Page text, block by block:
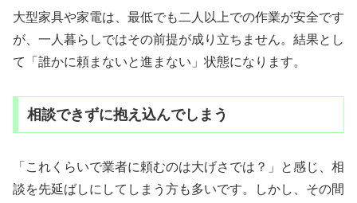
大型家具や家電は、最低でも二人以上での作業が安全です
が、一人暮らしではその前提が成り立ちません。結果とし
て「誰かに頼まないと進まない」状態になります。
相談できずに抱え込んでしまう
「これくらいで業者に頼むのは大げさでは？」と感じ、相
談を先延ばしにしてしまう方も多いです。しかし、その間